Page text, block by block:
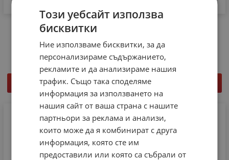
Винтова клема WPE 4
WEIDMULLER
€ / 12.01лв.
КУПИ
6.60 €
Този уебсайт използва
бисквитки
Ние използваме бисквитки, за да
персонализираме съдържанието,
рекламите и да анализираме нашия
трафик. Също така споделяме
информация за използването на
нашия сайт от ваша страна с нашите
партньори за реклама и анализи,
които може да я комбинират с друга
информация, която сте им
предоставили или която са събрали от